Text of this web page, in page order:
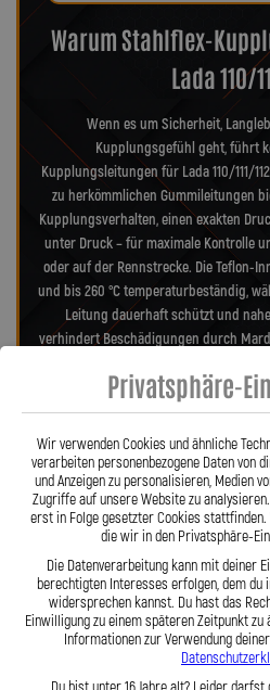
Warum Stahlflex-
Lada 110/
Wenn es um Sicherheit,
Kupplungsgefühl geht, führt
Kupplungsleitungen für Lada 110/111/
zu herkömmlichen Gummileitungen
Kupplungsverhalten, einen exakten
unter Druck – für maximale Kontrolle
oder auf der Rennstrecke. Die Teflon-
und bis 260 °C temperaturbeständig,
Leitung dauerhaft schützt und
verhindert Beschädigungen durch
Kosten und sorgt langfristig für ein
verdrehbaren, ausjustierbaren
spannungsfreie Verlegung. Ob
Stahlflex-Kit – jede Leitung wird
gefertigt. Mit den Stahlflex-
Kfz-Leitungen GmbH entscheiden Sie
höchste Sicherheit und ein Produkt,
Privatsphäre-
Wir verwenden Cookies und ähnliche
verarbeiten personenbezogene Daten von
und Anzeigen zu personalisieren, Medien
Zugriffe auf unsere Website zu
erst in Folge gesetzter Cookies
die wir in den Privatsphäre-
Die Datenverarbeitung kann mit deiner
berechtigten Interesses erfolgen, dem du
widersprechen kannst. Du hast das
Einwilligung zu einem späteren Zeitpunkt
Informationen zur Verwendung